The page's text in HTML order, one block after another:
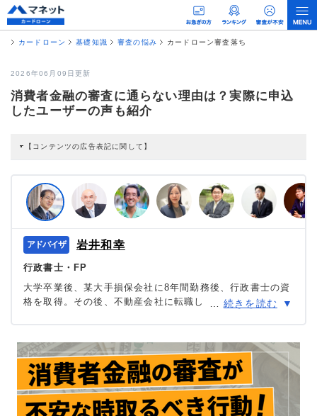
カードローン 基礎知識 審査の悩み カードローン審査落ち
2026年06月09日更新
消費者金融の審査に通らない理由は？実際に申込
したユーザーの声も紹介
【コンテンツの広告表記に関して】
だし、特定の商品を根拠なくPRするものではなく、当編集部の調査／ユーザー
への口コミ収集などに基づき、公平性を担保した情報提供を行っています。
>提携企業一覧
岩井和幸
行政書士・FP
大学卒業後、某大手損保会社に8年間勤務後、行政書士の資
格を取得。その後、不動産会社に転職し、在職中に 宅地建
として相続や債務整理における不動産の任売や競売物件の
相談などに従事。
＞＞公式ページ
続きを読む